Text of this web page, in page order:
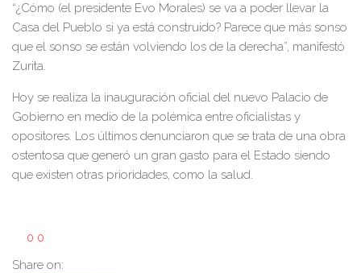
“¿Cómo (el presidente Evo Morales) se va a poder llevar la
Casa del Pueblo si ya está construido? Parece que más sonso
que el sonso se están volviendo los de la derecha”, manifestó
Zurita.
Hoy se realiza la inauguración oficial del nuevo Palacio de
Gobierno en medio de la polémica entre oficialistas y
opositores. Los últimos denunciaron que se trata de una obra
ostentosa que generó un gran gasto para el Estado siendo
que existen otras prioridades, como la salud.
0 0
Share on: